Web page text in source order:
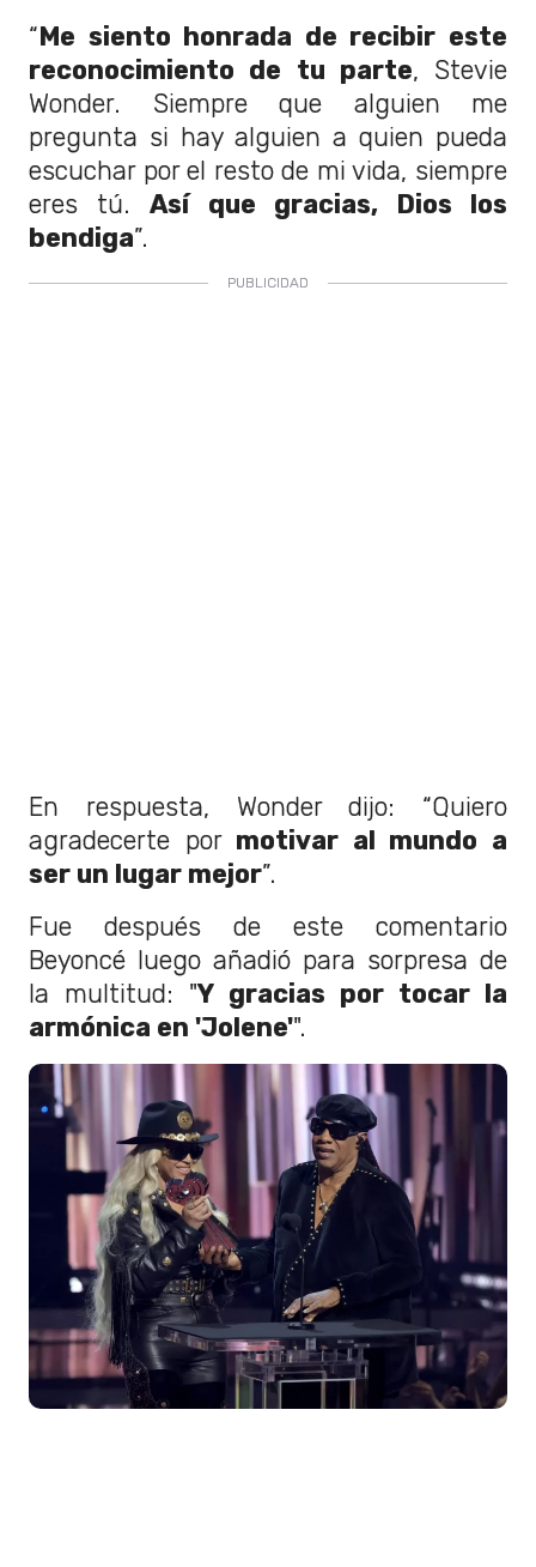
“Me siento honrada de recibir este
reconocimiento de tu parte, Stevie
Wonder. Siempre que alguien me
pregunta si hay alguien a quien pueda
escuchar por el resto de mi vida, siempre
eres tú.Así que gracias, Dios los
bendiga”.
En respuesta, Wonder dijo: “Quiero
agradecerte por motivar al mundo a
ser un lugar mejor”.
Fue después de este comentario
Beyoncé luego añadió para sorpresa de
la multitud: "Y gracias por tocar la
armónica en 'Jolene'".